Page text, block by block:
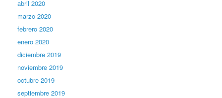
abril 2020
marzo 2020
febrero 2020
enero 2020
diciembre 2019
noviembre 2019
octubre 2019
septiembre 2019